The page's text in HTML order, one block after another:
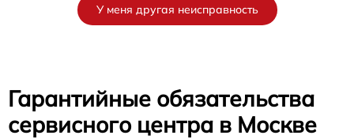
У меня другая неисправность
Гарантийные обязательства
сервисного центра в Москве